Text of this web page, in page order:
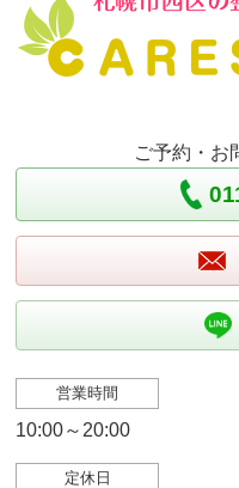
ご予約・お
営業時間
10:00～20:00
定休日